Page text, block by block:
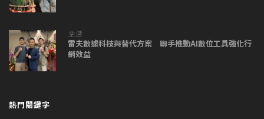
生活
雷夫數據科技與替代方案 聯手推動AI數位工具強化行
銷效益
熱門關鍵字